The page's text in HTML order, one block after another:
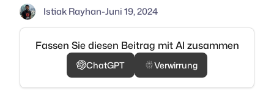
Istiak Rayhan-Juni 19, 2024
Fassen Sie diesen Beitrag mit AI zusammen
ChatGPT Verwirrung